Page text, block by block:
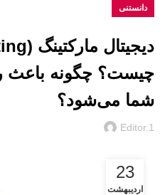
دانستنی
چیست؟ چگونه باعث
شما می‌شود؟
Editor.1
23
اردیبهشت